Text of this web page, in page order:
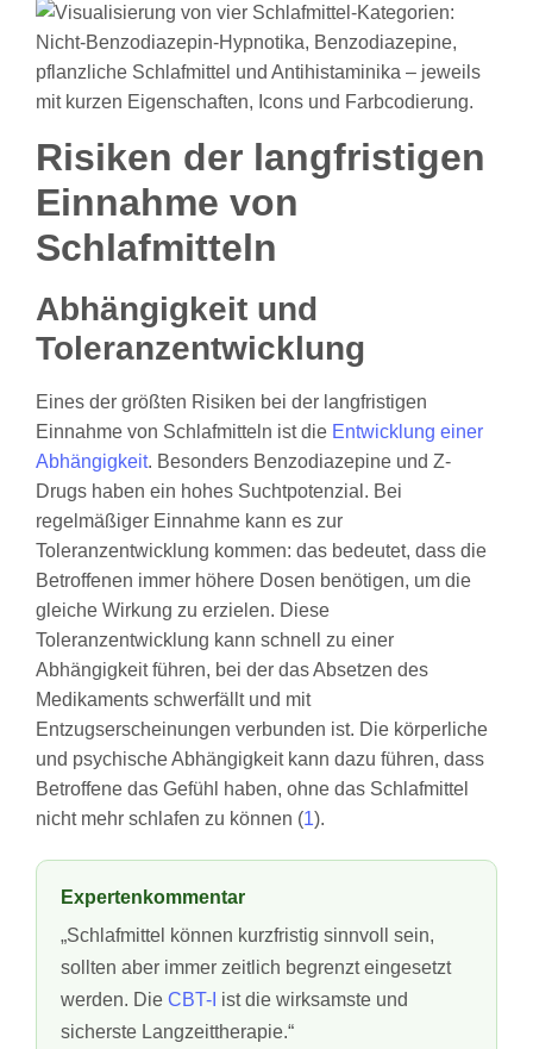
Risiken der langfristigen
Einnahme von
Schlafmitteln
Abhängigkeit und
Toleranzentwicklung
Eines der größten Risiken bei der langfristigen
Einnahme von Schlafmitteln ist die Entwicklung einer
Abhängigkeit. Besonders Benzodiazepine und Z-
Drugs haben ein hohes Suchtpotenzial. Bei
regelmäßiger Einnahme kann es zur
Toleranzentwicklung kommen: das bedeutet, dass die
Betroffenen immer höhere Dosen benötigen, um die
gleiche Wirkung zu erzielen. Diese
Toleranzentwicklung kann schnell zu einer
Abhängigkeit führen, bei der das Absetzen des
Medikaments schwerfällt und mit
Entzugserscheinungen verbunden ist. Die körperliche
und psychische Abhängigkeit kann dazu führen, dass
Betroffene das Gefühl haben, ohne das Schlafmittel
nicht mehr schlafen zu können (1).
Expertenkommentar
„Schlafmittel können kurzfristig sinnvoll sein,
sollten aber immer zeitlich begrenzt eingesetzt
werden. Die CBT-I ist die wirksamste und
sicherste Langzeittherapie.“